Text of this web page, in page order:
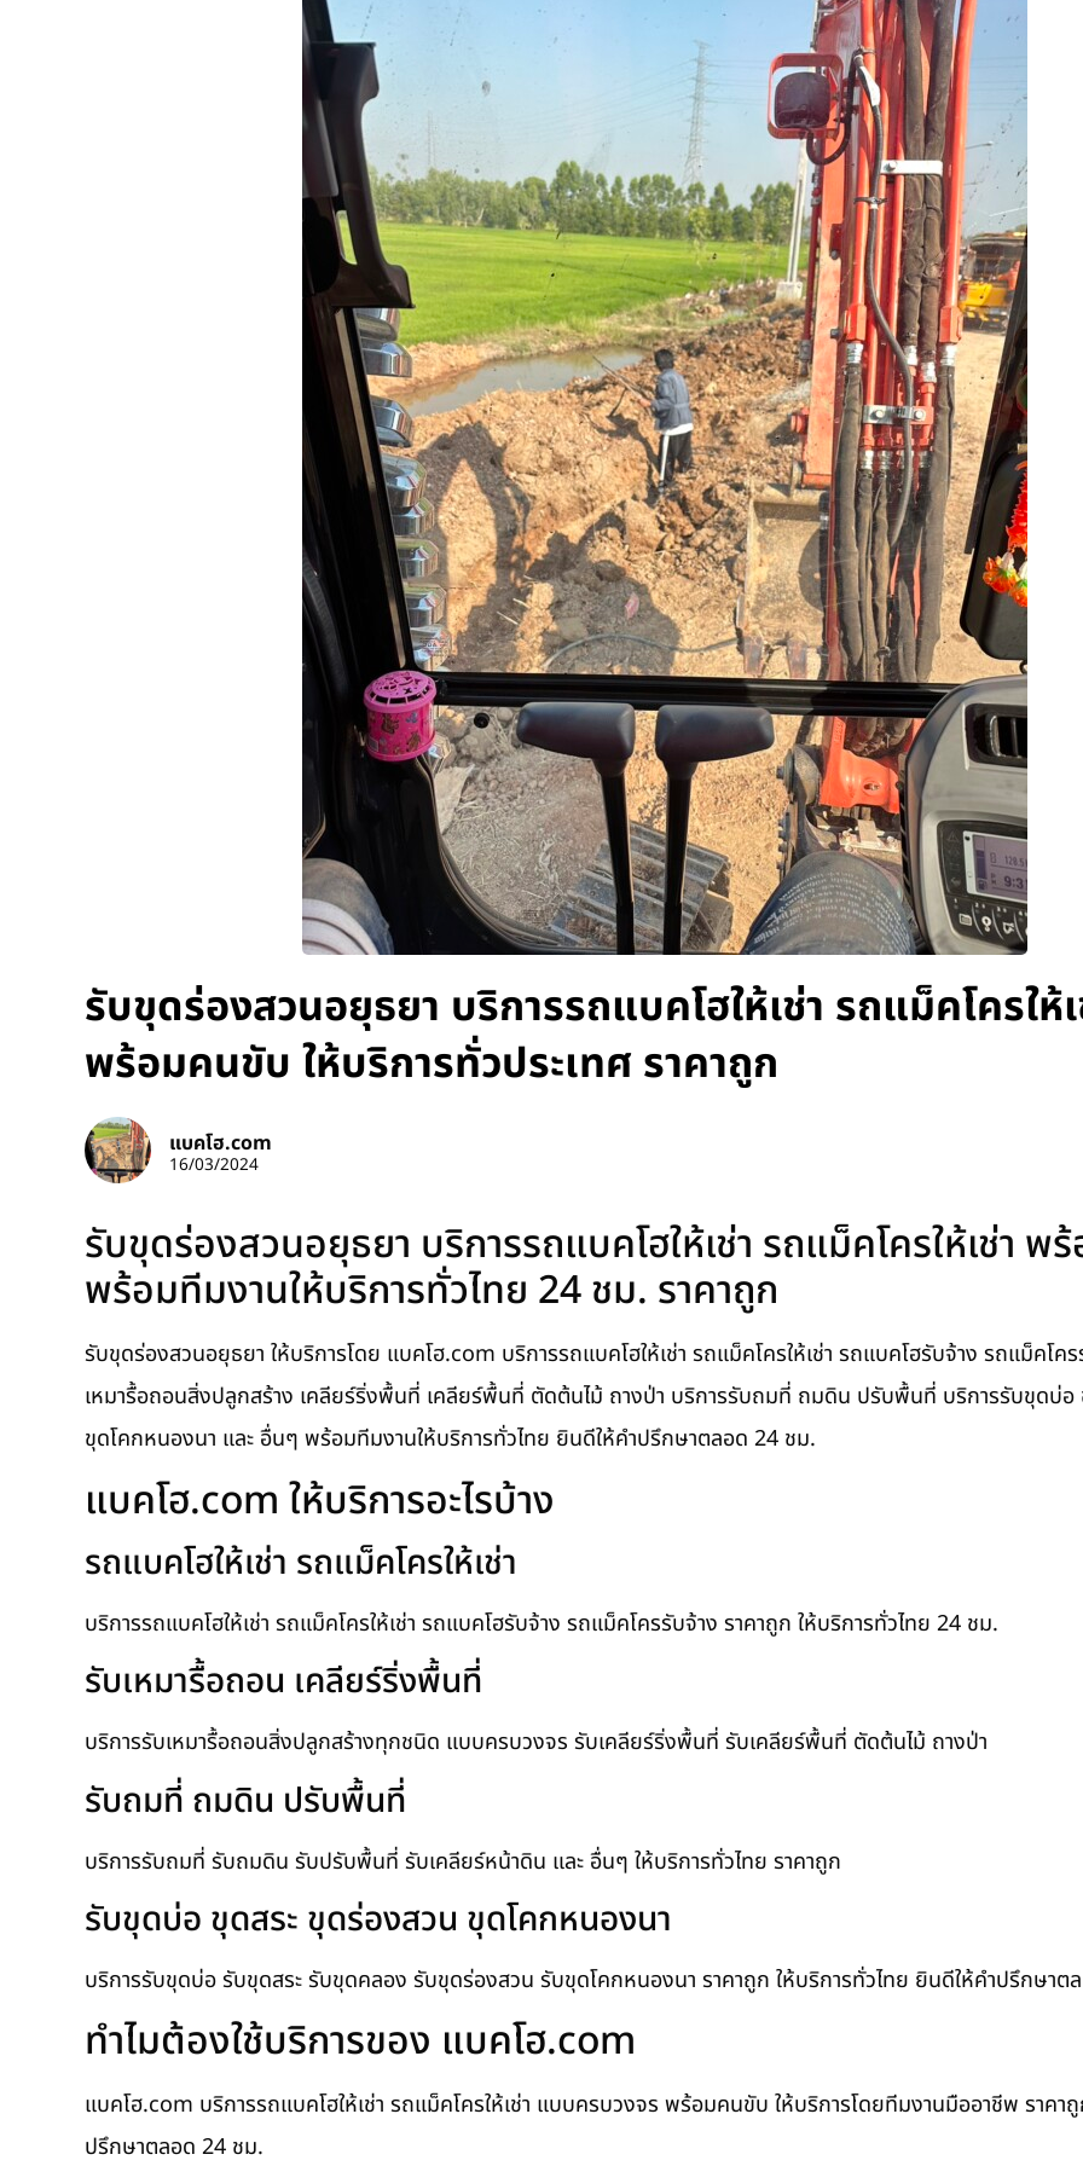
รับขุดร่องสวนอยุธยา บริการรถแบคโฮให้เช่า รถแม็คโครให้
พร้อมคนขับ ให้บริการทั่วประเทศ ราคาถูก
แบคโฮ.com
16/03/2024
รับขุดร่องสวนอยุธยา บริการรถแบคโฮให้เช่า รถแม็คโครให้เช่า พ
พร้อมทีมงานให้บริการทั่วไทย 24 ชม. ราคาถูก
รับขุดร่องสวนอยุธยา ให้บริการโดย แบคโฮ.com บริการรถแบคโฮให้เช่า รถแม็คโครให้เช่า รถแบคโฮรับจ้าง รถแม็คโค
เหมารื้อถอนสิ่งปลูกสร้าง เคลียร์ริ่งพื้นที่ เคลียร์พื้นที่ ตัดต้นไม้ ถางป่า บริการรับถมที่ ถมดิน ปรับพื้นที่ บริการรับขุดบ่อ
ขุดโคกหนองนา และ อื่นๆ พร้อมทีมงานให้บริการทั่วไทย ยินดีให้คำปรึกษาตลอด 24 ชม.
แบคโฮ.com ให้บริการอะไรบ้าง
รถแบคโฮให้เช่า รถแม็คโครให้เช่า
บริการรถแบคโฮให้เช่า รถแม็คโครให้เช่า รถแบคโฮรับจ้าง รถแม็คโครรับจ้าง ราคาถูก ให้บริการทั่วไทย 24 ชม.
รับเหมารื้อถอน เคลียร์ริ่งพื้นที่
บริการรับเหมารื้อถอนสิ่งปลูกสร้างทุกชนิด แบบครบวงจร รับเคลียร์ริ่งพื้นที่ รับเคลียร์พื้นที่ ตัดต้นไม้ ถางป่า
รับถมที่ ถมดิน ปรับพื้นที่
บริการรับถมที่ รับถมดิน รับปรับพื้นที่ รับเคลียร์หน้าดิน และ อื่นๆ ให้บริการทั่วไทย ราคาถูก
รับขุดบ่อ ขุดสระ ขุดร่องสวน ขุดโคกหนองนา
บริการรับขุดบ่อ รับขุดสระ รับขุดคลอง รับขุดร่องสวน รับขุดโคกหนองนา ราคาถูก ให้บริการทั่วไทย ยินดีให้คำปรึกษาต
ทำไมต้องใช้บริการของ แบคโฮ.com
แบคโฮ.com บริการรถแบคโฮให้เช่า รถแม็คโครให้เช่า แบบครบวงจร พร้อมคนขับ ให้บริการโดยทีมงานมืออาชีพ ราคา
ปรึกษาตลอด 24 ชม.